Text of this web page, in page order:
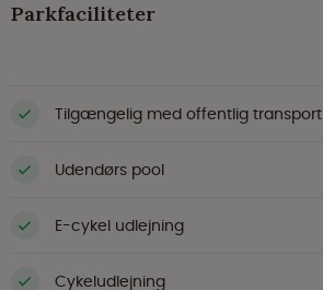
Parkfaciliteter
Tilgængelig med offentlig transport
Udendørs pool
E-cykel udlejning
Cykeludlejning